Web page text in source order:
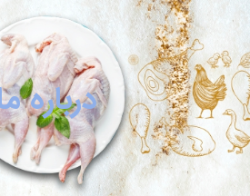
ما